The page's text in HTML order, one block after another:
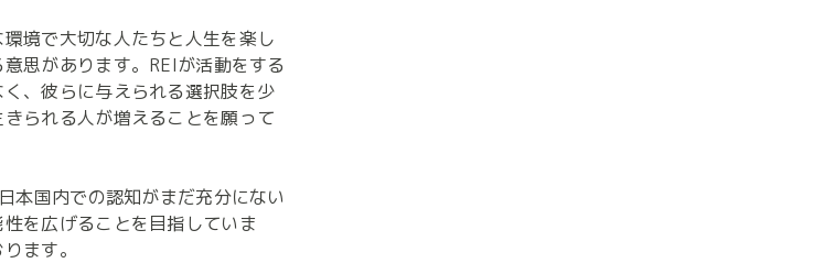
境で大切な人たちと人生を楽し
思があります。REIが活動をする
、彼らに与えられる選択肢を少
られる人が増えることを願って
本国内での認知がまだ充分にない
を広げることを目指していま
ます。